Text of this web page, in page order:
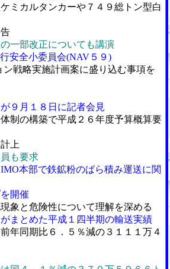
ミカルタンカーや７４９総トン型白
一部改正についても講演
安全小委員会(NAV５９)
ン戦略実施計画案に盛り込む事項を
９月１８日に記者会見
制の構築で平成２６年度予算概算要
上
も要求
本部で鉄鉱粉のばら積み運送に関
開催
象と危険性について理解を深める
まとめた平成１四半期の輸送実績
年同期比６．５％減の３１１１万４